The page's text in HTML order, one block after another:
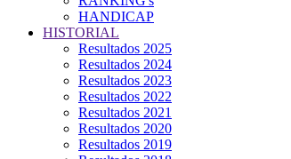
HANDICAP
HISTORIAL
Resultados 2025
Resultados 2024
Resultados 2023
Resultados 2022
Resultados 2021
Resultados 2020
Resultados 2019